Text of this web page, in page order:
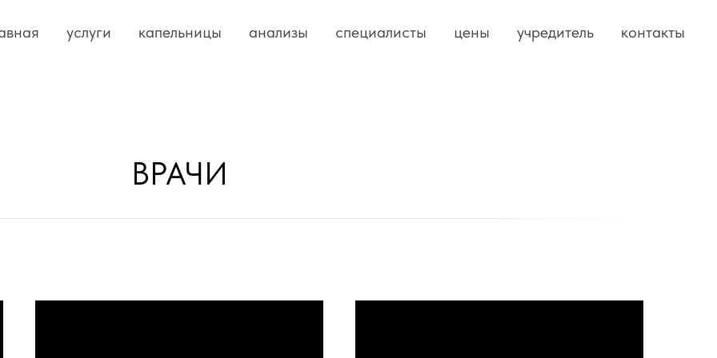
услуги капельницы анализы специалисты цены учредитель контакты
ВРАЧИ